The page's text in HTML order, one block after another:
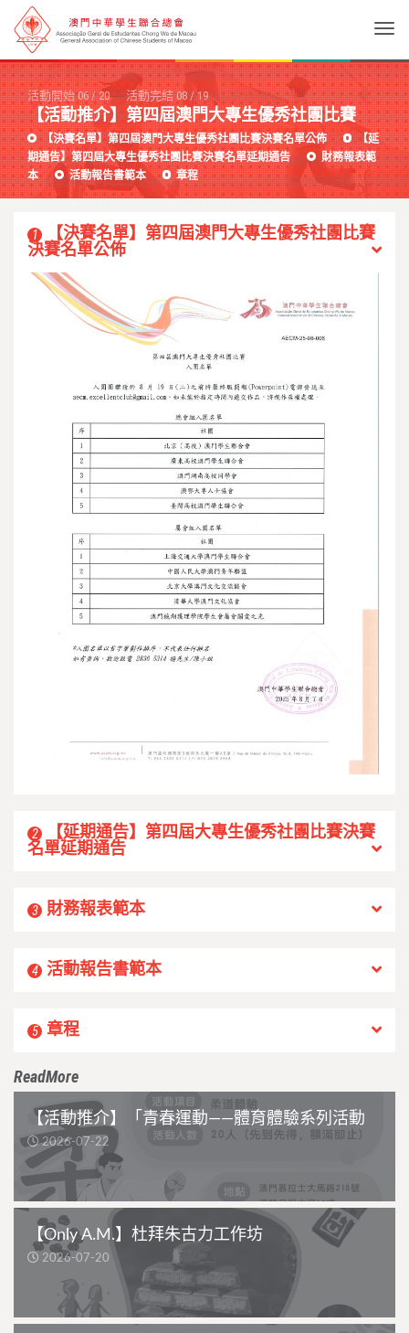
活動開始 06/20 活動完結 08 /19
【活動推介】第四屆澳門大專生優秀社團比賽
【決賽名單】第四屆澳門大專生優秀社團比賽決賽名單公佈
【延
期通告】第四屆大專生優秀社團比賽決賽名單延期通告
財務報表範
本
活動報告書範本 章程
1
【決賽名單】第四屆澳門大專生優秀社團比賽
決賽名單公佈
2
【延期通告】第四屆大專生優秀社團比賽決賽
名單延期通告
3 財務報表範本
4 活動報告書範本
5 章程
ReadMore
【活動推介】「青春運動——體育體驗系列活動
2026-07-22
【Only A.M.】杜拜朱古力工作坊
2026-07-20